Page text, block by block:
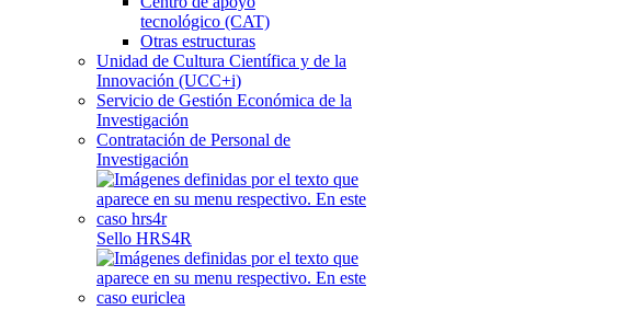
tecnológico (CAT)
Otras estructuras
Unidad de Cultura Científica y de la
Innovación (UCC+i)
Servicio de Gestión Económica de la
Investigación
Contratación de Personal de
Investigación
Sello HRS4R